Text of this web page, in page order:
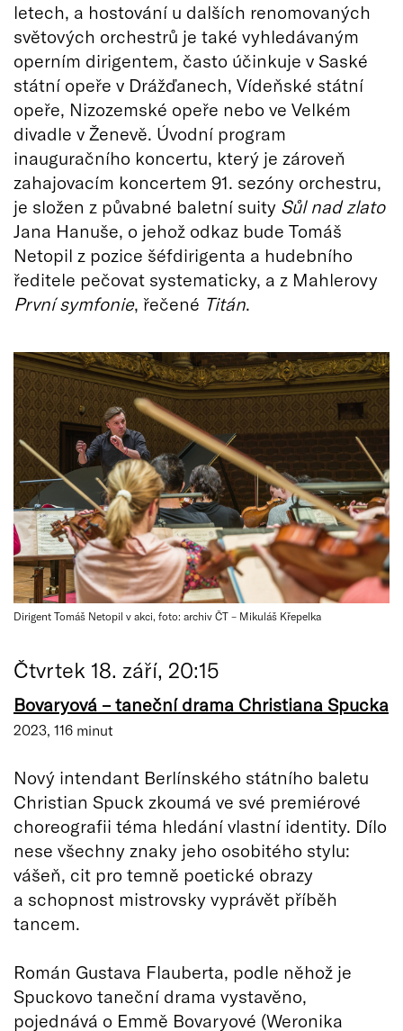
letech, a hostování u dalších renomovaných
světových orchestrů je také vyhledávaným
operním dirigentem, často účinkuje v Saské
státní opeře v Drážďanech, Vídeňské státní
opeře, Nizozemské opeře nebo ve Velkém
divadle v Ženevě. Úvodní program
inauguračního koncertu, který je zároveň
zahajovacím koncertem 91. sezóny orchestru,
je složen z půvabné baletní suity Sůl nad zlato
Jana Hanuše, o jehož odkaz bude Tomáš
Netopil z pozice šéfdirigenta a hudebního
ředitele pečovat systematicky, a z Mahlerovy
První symfonie, řečené Titán.
Dirigent Tomáš Netopil v akci, foto: archiv ČT – Mikuláš Křepelka
Čtvrtek 18. září, 20:15
Bovaryová – taneční drama Christiana Spucka
2023, 116 minut
Nový intendant Berlínského státního baletu
Christian Spuck zkoumá ve své premiérové
choreografii téma hledání vlastní identity. Dílo
nese všechny znaky jeho osobitého stylu:
vášeň, cit pro temně poetické obrazy
a schopnost mistrovsky vyprávět příběh
tancem.
Román Gustava Flauberta, podle něhož je
Spuckovo taneční drama vystavěno,
pojednává o Emmě Bovaryové (Weronika